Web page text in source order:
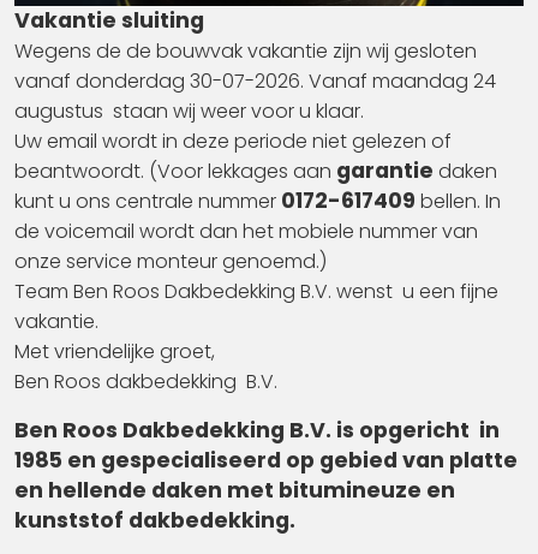
Vakantie sluiting
Wegens de de bouwvak vakantie zijn wij gesloten
vanaf donderdag 30-07-2026. Vanaf maandag 24
augustus staan wij weer voor u klaar.
Uw email wordt in deze periode niet gelezen of
beantwoordt. (Voor lekkages aan garantie daken
kunt u ons centrale nummer 0172-617409 bellen. In
de voicemail wordt dan het mobiele nummer van
onze service monteur genoemd.)
Team Ben Roos Dakbedekking B.V. wenst u een fijne
vakantie.
Met vriendelijke groet,
Ben Roos dakbedekking B.V.
Ben Roos Dakbedekking B.V. is opgericht in
1985 en gespecialiseerd op gebied van platte
en hellende daken met bitumineuze en
kunststof dakbedekking.